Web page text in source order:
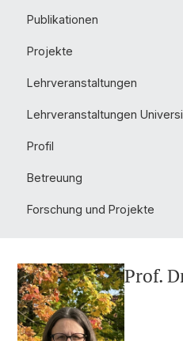
Publikationen
Projekte
Lehrveranstaltungen
Lehrveranstaltungen
Profil
Betreuung
Forschung und Projekte
Prof.